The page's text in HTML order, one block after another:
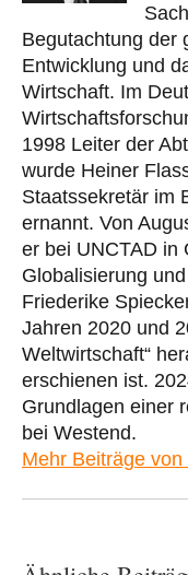
Begutachtung der
Entwicklung und
Wirtschaft. Im
1998 Leiter der
wurde Heiner
Staatssekretär im
ernannt. Von
er bei UNCTAD in
Globalisierung
Friederike
Jahren 2020 und
Weltwirtschaft“
erschienen ist.
Grundlagen einer
bei Westend.
Mehr Beiträge